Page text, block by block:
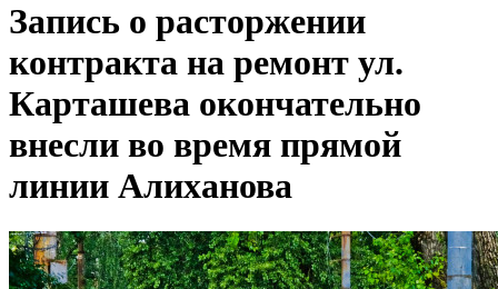
Запись о расторжении
контракта на ремонт ул.
Карташева окончательно
внесли во время прямой
линии Алиханова